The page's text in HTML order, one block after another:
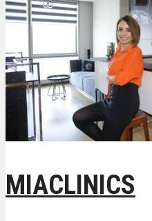
MIACLINICS